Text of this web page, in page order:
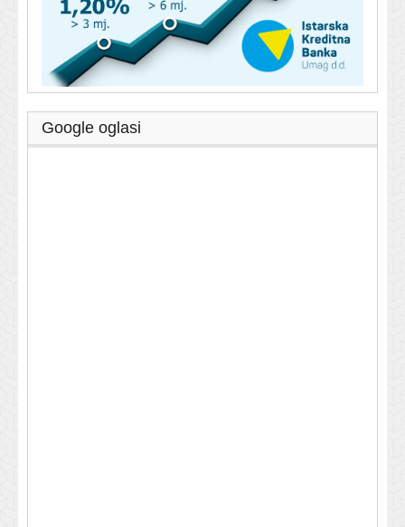
Google oglasi